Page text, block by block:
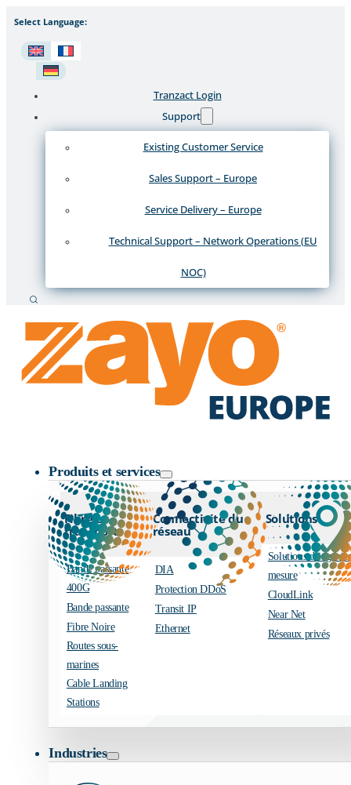
Select Language:
Tranzact Login
Support
Existing Customer Service
Sales Support – Europe
Service Delivery – Europe
Technical Support – Network Operations (EU
NOC)
Recherche
Produits et services
Fibre et
transport
Bande passante
400G
Bande passante
Fibre Noire
Routes sous-
marines
Cable Landing
Stations
Connectivité du
réseau
DIA
Protection DDoS
Transit IP
Ethernet
Solutions
Solutions
mesure
CloudLink
Near Net
Réseaux privés
Industries